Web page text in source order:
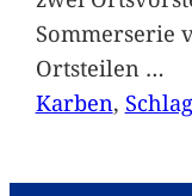
Sommerserie
Ortsteilen …
Karben,